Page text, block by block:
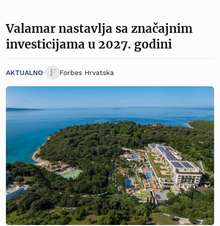
Valamar nastavlja sa značajnim
investicijama u 2027. godini
AKTUALNO Forbes Hrvatska